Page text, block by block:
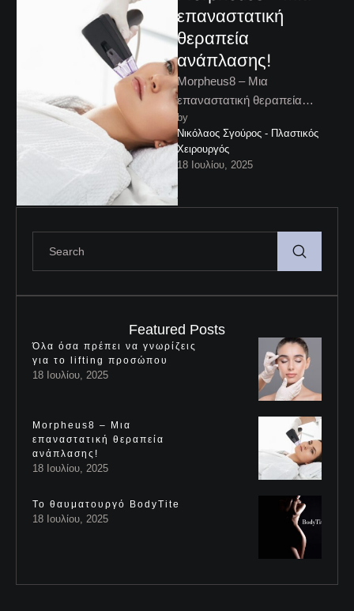
επαναστατική
θεραπεία
ανάπλασης!
Morpheus8 – Μια
επαναστατική θεραπεία
ανάπλασης!
Το Morpheus8 αποτελεί μια
θεραπεία ανάπλασης που
δέρματος, αναδεικνύοντας τη
by
Νικόλαος Σγούρος - Πλαστικός
Χειρουργός
18 Ιουλίου, 2025
Featured Posts
Όλα όσα πρέπει να γνωρίζεις
για το lifting προσώπου
18 Ιουλίου, 2025
Morpheus8 – Μια
επαναστατική θεραπεία
ανάπλασης!
18 Ιουλίου, 2025
Το θαυματουργό BodyTite
18 Ιουλίου, 2025